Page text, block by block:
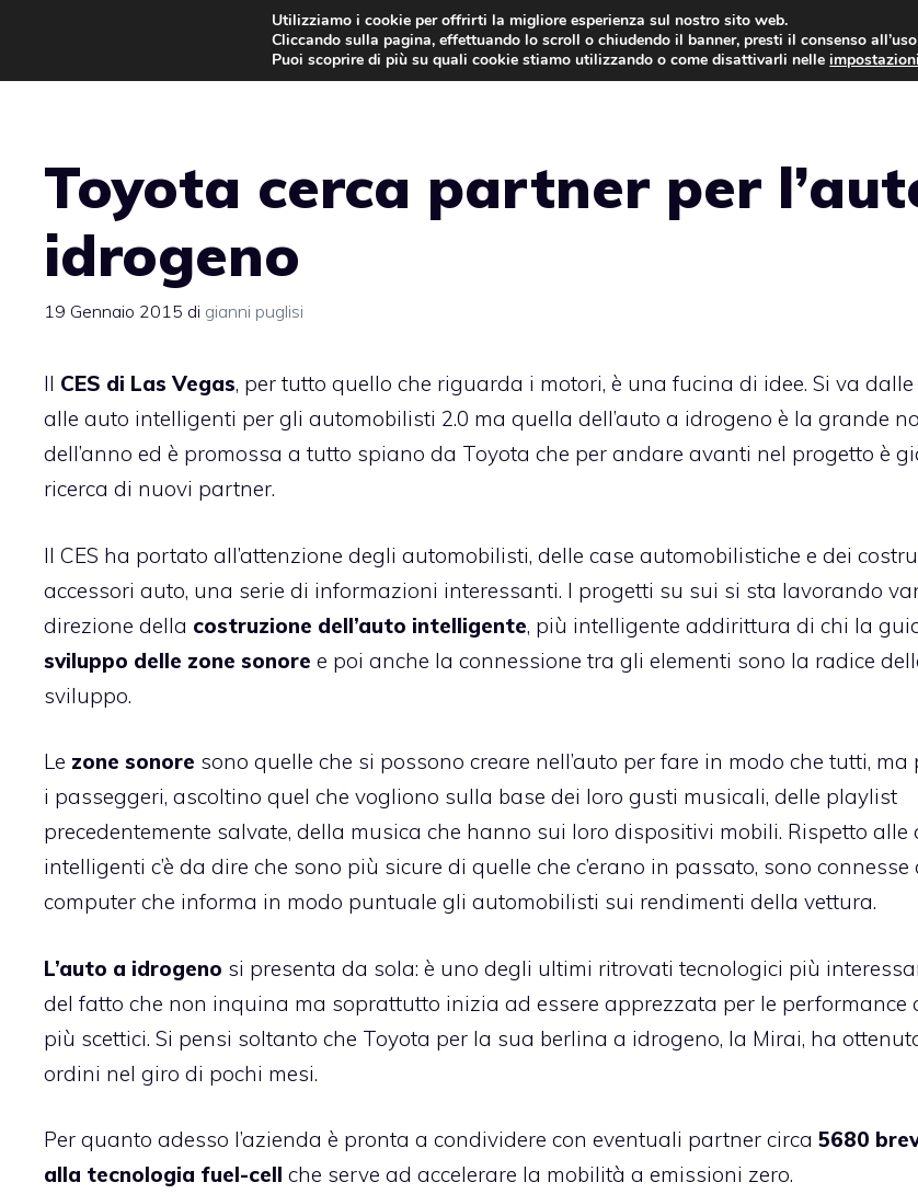
contenuto
AUTO NEWS
Toyota cerca partner per
idrogeno
19 Gennaio 2015 di gianni puglisi
Il CES di Las Vegas, per tutto quello che riguarda i motori, è una fucina di idee. Si va
alle auto intelligenti per gli automobilisti 2.0 ma quella dell’auto a idrogeno è la grande
dell’anno ed è promossa a tutto spiano da Toyota che per andare avanti nel progetto è
ricerca di nuovi partner.
Il CES ha portato all’attenzione degli automobilisti, delle case automobilistiche e dei
accessori auto, una serie di informazioni interessanti. I progetti su sui si sta lavorando
direzione della costruzione dell’auto intelligente, più intelligente addirittura di chi la
sviluppo delle zone sonore e poi anche la connessione tra gli elementi sono la radice
sviluppo.
Le zone sonore sono quelle che si possono creare nell’auto per fare in modo che tutti,
i passeggeri, ascoltino quel che vogliono sulla base dei loro gusti musicali, delle playlist
precedentemente salvate, della musica che hanno sui loro dispositivi mobili. Rispetto alle
intelligenti c’è da dire che sono più sicure di quelle che c’erano in passato, sono connesse
computer che informa in modo puntuale gli automobilisti sui rendimenti della vettura.
L’auto a idrogeno si presenta da sola: è uno degli ultimi ritrovati tecnologici più
del fatto che non inquina ma soprattutto inizia ad essere apprezzata per le performance
più scettici. Si pensi soltanto che Toyota per la sua berlina a idrogeno, la Mirai, ha
ordini nel giro di pochi mesi.
Per quanto adesso l’azienda è pronta a condividere con eventuali partner circa 5680
alla tecnologia fuel-cell che serve ad accelerare la mobilità a emissioni zero.
Utilizziamo i cookie per offrirti la migliore esperienza sul nostro sito web.
Cliccando sulla pagina, effettuando lo scroll o chiudendo il banner, presti il consenso
Puoi scoprire di più su quali cookie stiamo utilizzando o come disattivarli nelleimpostazioni